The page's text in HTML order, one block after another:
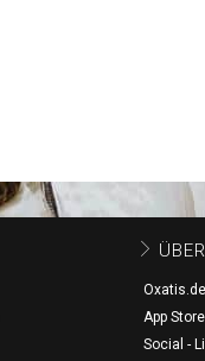
Oxatis.de
App Store
Social -